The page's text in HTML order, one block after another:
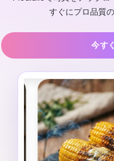
すぐにプロ品質
今す